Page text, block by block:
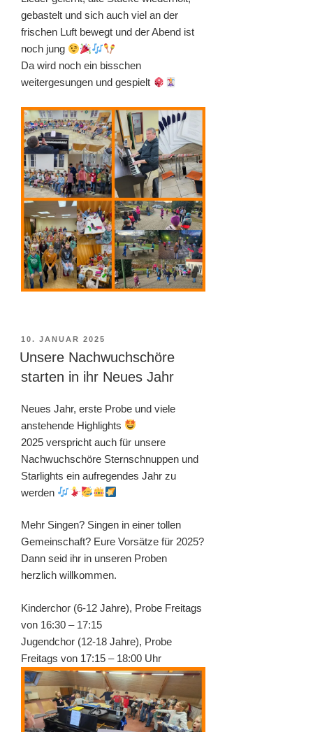
gebastelt und sich auch viel an der
frischen Luft bewegt und der Abend ist
noch jung
Da wird noch ein bisschen
weitergesungen und gespielt
VERÖFFENTLICHT
AM
10. JANUAR 2025
Unsere Nachwuchschöre
starten in ihr Neues Jahr
Neues Jahr, erste Probe und viele
anstehende Highlights
2025 verspricht auch für unsere
Nachwuchschöre Sternschnuppen und
Starlights ein aufregendes Jahr zu
werden
Mehr Singen? Singen in einer tollen
Gemeinschaft? Eure Vorsätze für 2025?
Dann seid ihr in unseren Proben
herzlich willkommen.
Kinderchor (6-12 Jahre), Probe Freitags
von 16:30 – 17:15
Jugendchor (12-18 Jahre), Probe
Freitags von 17:15 – 18:00 Uhr